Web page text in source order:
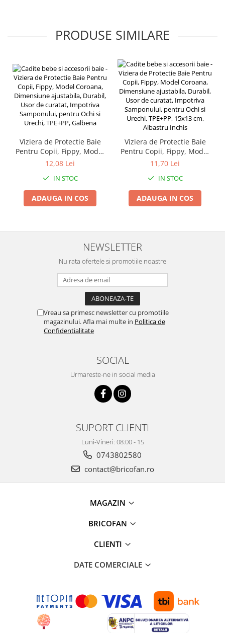
Mobilier camping
Sonerii
Bricolaj
Echipamente de constructii si
instalatii
Alte instrumente de constructie
Echipamente instalator
Polizoare electrice
Adaptoare taiere lant pentru
polizoare unghiulare
Polizoare electrice de banc
Polizoare unghiulare electrice
Slefuitoare pereti electrice
Accesorii slefuitoare electrice
Consumabile slefuitoare electrice
Slefuitoare electrice cu banda
Fierastraie electrice circulare de
Fierastraie electrice circulare
Fierastraie pendulare electrice
Masini de gaurit si insurubat
Accesorii masini de gaurit
Ciocane rotopercutoare cu
Consumabile masini de gaurit
Demolatoare
Masini de gaurit si insurubat cu
acumulatori
PRODUSE SIMILARE
Viziera de Protectie Baie
Pentru Copii, Fippy, Model
Coroana, Dimensiune
curatat, Impotriva
Samponului, pentru Ochi si
Urechi, TPE+PP, Galbena
12,08 Lei
IN STOC
ADAUGA IN COS
Viziera de Protectie Baie
Pentru Copii, Fippy, Model
Coroana, Dimensiune
curatat, Impotriva
Samponului, pentru Ochi si
Urechi, TPE+PP, 15x13 cm,
Albastru Inchis
11,70 Lei
IN STOC
ADAUGA IN COS
NEWSLETTER
Nu rata ofertele si promotiile noastre
Vreau sa primesc newsletter cu promotiile
magazinului. Afla mai multe in Politica de
Confidentialitate
SOCIAL
Urmareste-ne in social media
SUPORT CLIENTI
Luni-Vineri: 08:00 - 15
0743802580
contact@bricofan.ro
MAGAZIN
BRICOFAN
CLIENTI
DATE COMERCIALE